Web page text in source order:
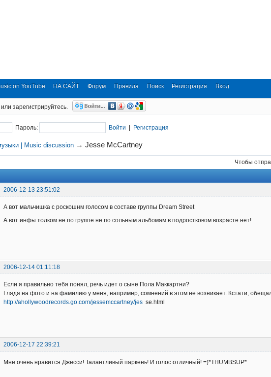
НА САЙТ Форум Правила Поиск Регистрация Вход
зарегистрируйтесь.
Пароль: Войти | Регистрация
| Music discussion →Jesse McCartney
Чтобы
2006-12-13 23:51:02
А вот мальчишка с роскошнм голосом в составе группы Dream Street
А вот инфы толком не по группе не по сольным альбомам в подростковом возрасте нет!
2006-12-14 01:11:18
Если я правильно тебя понял, речь идет о сыне Пола Маккартни?
Глядя на фото и на фамилию у меня, например, сомнений в этом не возникает. Кстати,
http://ahollywoodrecords.go.com/jessemccartney/jes se.html
2006-12-17 22:39:21
Мне очень нравится Джесси! Талантливый паркень! И голос отличный! =)*THUMBSUP*